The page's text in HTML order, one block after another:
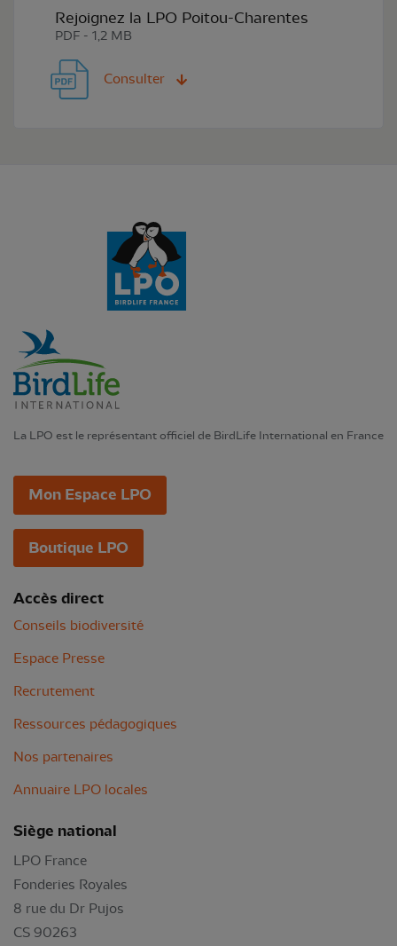
Rejoignez la LPO Poitou-Charentes
PDF - 1,2 MB
Consulter
La LPO est le représentant officiel de BirdLife International en France
Mon Espace LPO
Boutique LPO
Accès direct
Conseils biodiversité
Espace Presse
Recrutement
Ressources pédagogiques
Nos partenaires
Annuaire LPO locales
Siège national
LPO France
Fonderies Royales
8 rue du Dr Pujos
CS 90263